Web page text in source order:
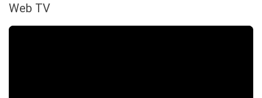
Web TV